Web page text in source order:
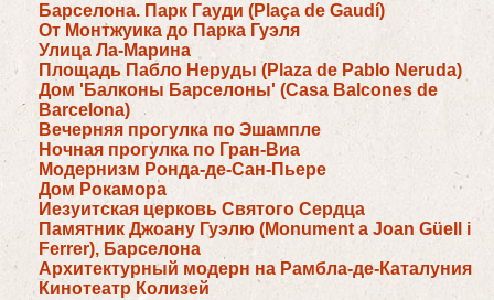
Барселона. Парк Гауди (Plaça de Gaudí)
От Монтжуика до Парка Гуэля
Улица Ла-Марина
Площадь Пабло Неруды (Plaza de Pablo Neruda)
Дом 'Балконы Барселоны' (Casa Balcones de
Barcelona)
Вечерняя прогулка по Эшампле
Ночная прогулка по Гран-Виа
Модернизм Ронда-де-Сан-Пьере
Дом Рокамора
Иезуитская церковь Святого Сердца
Памятник Джоану Гуэлю (Monument a Joan Güell i
Ferrer), Барселона
Архитектурный модерн на Рамбла-де-Каталуния
Кинотеатр Колизей